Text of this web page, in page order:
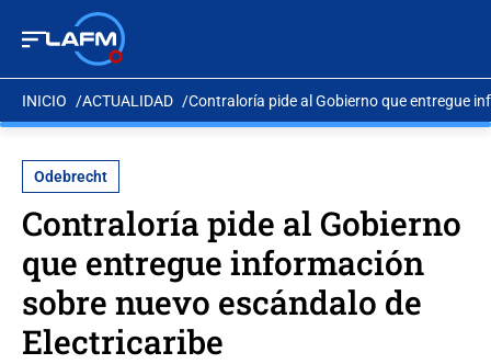
INICIO ACTUALIDAD Contraloría pide al Gobierno que entregue
Odebrecht
Contraloría pide al Gobierno
que entregue información
sobre nuevo escándalo de
Electricaribe